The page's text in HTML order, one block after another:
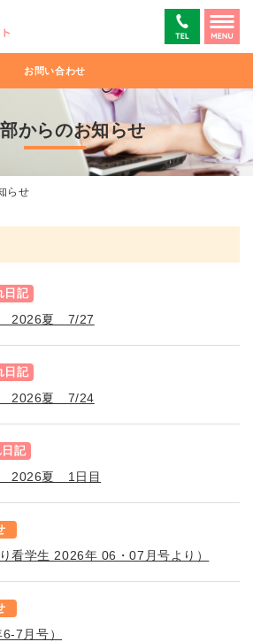
お問い合わせ
からのお知らせ
らせ
日記
2026夏 7/27
日記
2026夏 7/24
記
2026夏 1日目
看学生 2026年 06・07月号より）
7月号）